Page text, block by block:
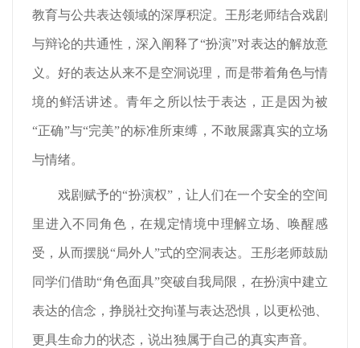
教育与公共表达领域的深厚积淀。王彤老师结合戏剧
与辩论的共通性，深入阐释了“扮演”对表达的解放意
义。好的表达从来不是空洞说理，而是带着角色与情
境的鲜活讲述。青年之所以怯于表达，正是因为被
“正确”与“完美”的标准所束缚，不敢展露真实的立场
与情绪。
戏剧赋予的“扮演权”，让人们在一个安全的空间
里进入不同角色，在规定情境中理解立场、唤醒感
受，从而摆脱“局外人”式的空洞表达。王彤老师鼓励
同学们借助“角色面具”突破自我局限，在扮演中建立
表达的信念，挣脱社交拘谨与表达恐惧，以更松弛、
更具生命力的状态，说出独属于自己的真实声音。